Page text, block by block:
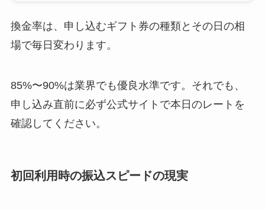
換金率は、申し込むギフト券の種類とその日の相
場で毎日変わります。
85%〜90%は業界でも優良水準です。それでも、
申し込み直前に必ず公式サイトで本日のレートを
確認してください。
初回利用時の振込スピードの現実